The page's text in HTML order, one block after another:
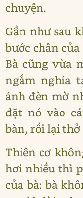
chuyện.
Gần như sau
bước chân
Bà cũng vừa
ngắm nghía
ánh đèn mờ
đặt nó vào
bàn, rồi lại thở
Thiên cơ
hơi nhiều thì
của bà: bà